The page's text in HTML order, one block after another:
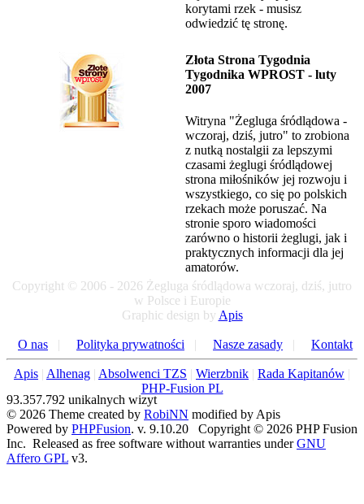
korytami rzek - musisz
odwiedzić tę stronę.
Złota Strona Tygodnia
Tygodnika WPROST - luty
2007
Witryna "Żegluga śródlądowa -
wczoraj, dziś, jutro" to zrobiona
z nutką nostalgii za lepszymi
czasami żeglugi śródlądowej
strona miłośników jej rozwoju i
wszystkiego, co się po polskich
rzekach może poruszać. Na
stronie sporo wiadomości
zarówno o historii żeglugi, jak i
praktycznych informacji dla jej
amatorów.
Copyright © 2006 - 2026 Żegluga śródlądowa wczoraj, dziś, jutro
w Polsce i Europie
Graphic design by Apis
O nas | Polityka prywatności | Nasze zasady | Kontakt
Apis | Alhenag | Absolwenci TZS | Wierzbnik | Rada Kapitanów |
PHP-Fusion PL
93.357.792 unikalnych wizyt
© 2026 Theme created by RobiNN modified by Apis
Powered by PHPFusion. v. 9.10.20 Copyright © 2026 PHP Fusion
Inc. Released as free software without warranties underGNU
Affero GPL v3.